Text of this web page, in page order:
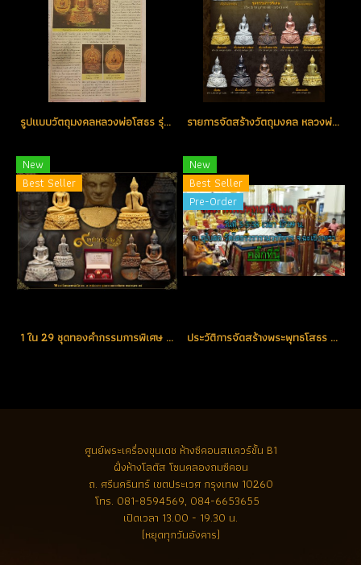
รูปแบบวัตถุมงคลหลวงพ่อโสธร รุ่น ๙ ทศวรรษ รายการจัดสร้างวัตถุมงคล หลวงพ่อโสธร รุ่น ๙ ทศวรรษ
New
Best Seller
1 ใน 29 ชุดทองคำกรรมการพิเศษ ตอกโค้ด "ศ" (เศรษฐี) หมายเลข 14 สร้างน้อย ตอกโค้ดหายากที่สุดในรุ่น (โทรถาม)
New
Best Seller
Pre-Order
ประวัติการจัดสร้างพระพุทธโสธร รุ่น ๙ ทศวรรษ สุดยอดพุทธศิลป์ในรอบ 90 ปี
ศูนย์พระเครื่องขุนเดช ห้างซีคอนสแควร์ชั้น B1
ฝั่งห้างโลตัส โซนคลองถมซีคอน
ถ. ศรีนครินทร์ เขตประเวศ กรุงเทพ 10260
โทร. 081-8594569, 084-6653655
เปิดเวลา 13.00 - 19.30 น.
(หยุดทุกวันอังคาร)